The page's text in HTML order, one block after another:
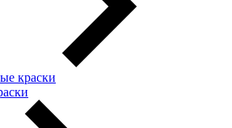
краски